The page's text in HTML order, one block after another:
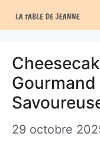
au
Gourmand
29 octobre